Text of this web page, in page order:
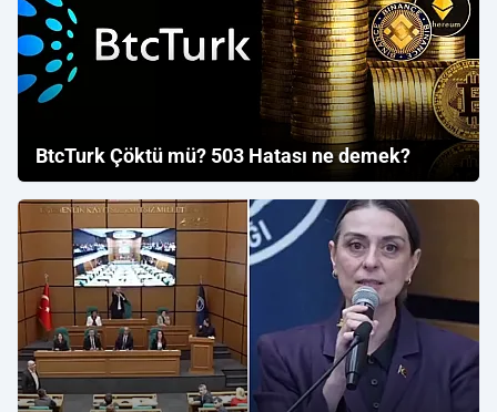
BtcTurk Çöktü mü? 503 Hatası ne demek?